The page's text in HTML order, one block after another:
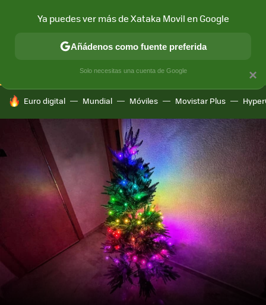
CONECTIVIDAD MÓVIL Y SOCIEDAD APLICACIONES
HOY SE HABLA DE
Euro digital Mundial Móviles Movistar Plus
×
Ya puedes ver más de Xataka Movil en Google
Añádenos como fuente preferida
Solo necesitas una cuenta de Google